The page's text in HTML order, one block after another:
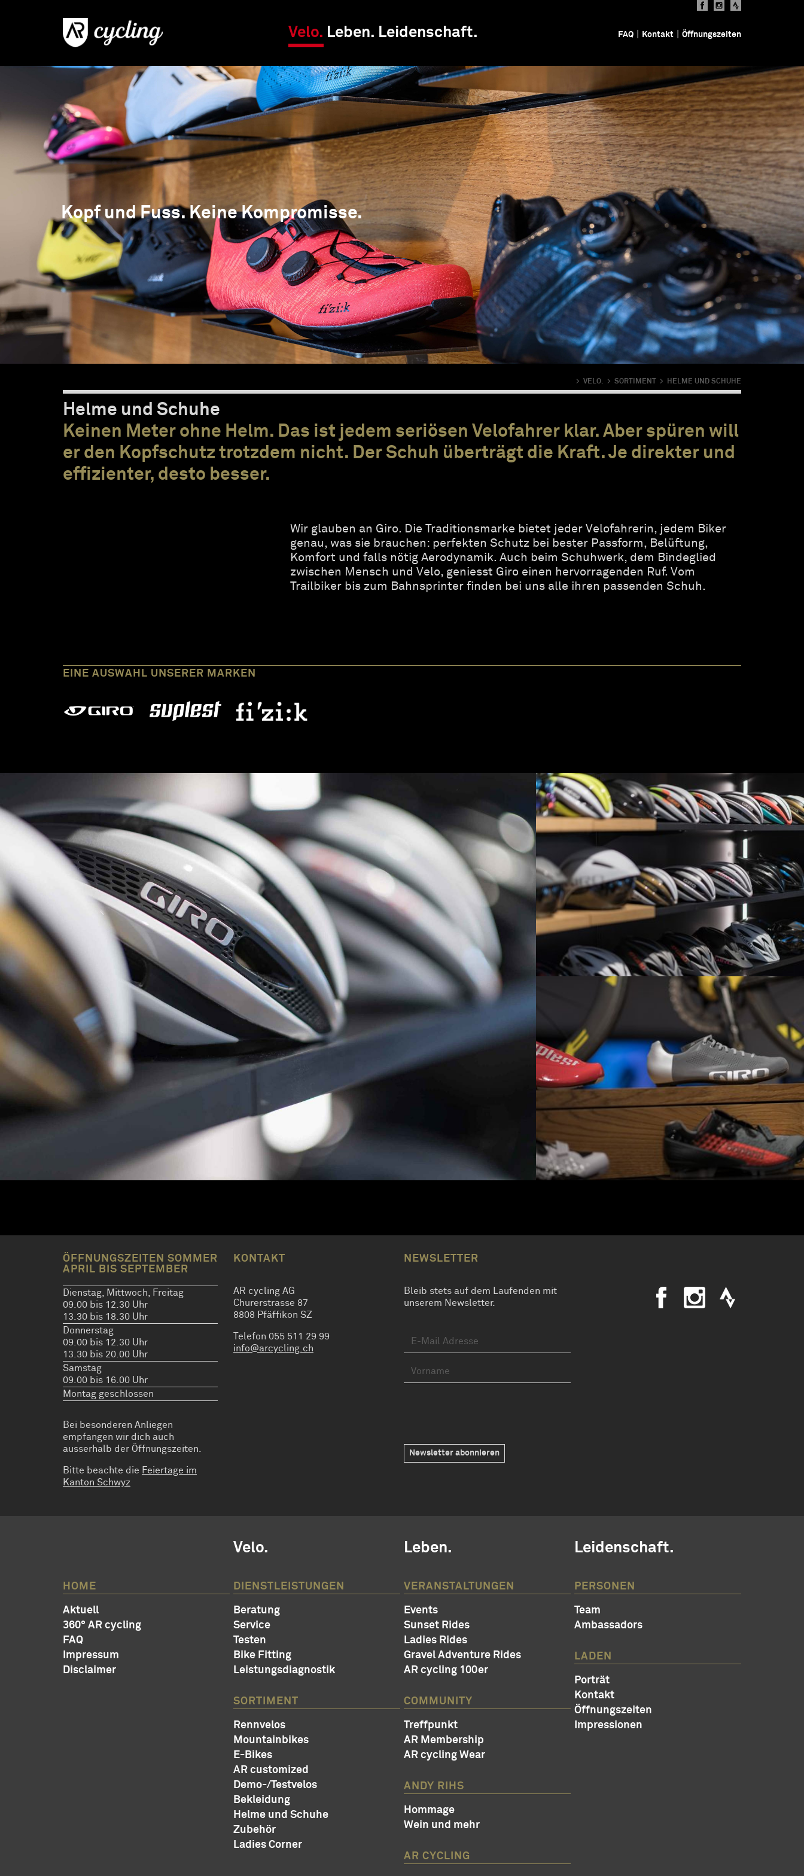
Velo. Leben. Leidenschaft. FAQ Kontakt Öffnungszeiten
Kopf und Fuss. Keine Kompromisse.
> VELO. > SORTIMENT > HELME UND SCHUHE
Helme und Schuhe
Keinen Meter ohne Helm. Das ist jedem seriösen Velofahrer klar. Aber spüren will
er den Kopfschutz trotzdem nicht. Der Schuh überträgt die Kraft. Je direkter und
effizienter, desto besser.
Wir glauben an Giro. Die Traditionsmarke bietet jeder Velofahrerin, jedem Biker
genau, was sie brauchen: perfekten Schutz bei bester Passform, Belüftung,
Komfort und falls nötig Aerodynamik. Auch beim Schuhwerk, dem Bindeglied
zwischen Mensch und Velo, geniesst Giro einen hervorragenden Ruf. Vom
Trailbiker bis zum Bahnsprinter finden bei uns alle ihren passenden Schuh.
EINE AUSWAHL UNSERER MARKEN
ÖFFNUNGSZEITEN SOMMER
APRIL BIS SEPTEMBER
Dienstag, Mittwoch, Freitag
09.00 bis 12.30 Uhr
13.30 bis 18.30 Uhr
Donnerstag
09.00 bis 12.30 Uhr
13.30 bis 20.00 Uhr
Samstag
09.00 bis 16.00 Uhr
Montag geschlossen
Bei besonderen Anliegen
empfangen wir dich auch
ausserhalb der Öffnungszeiten.
Bitte beachte die Feiertage im
Kanton Schwyz
KONTAKT
AR cycling AG
Churerstrasse 87
8808 Pfäffikon SZ
Telefon 055 511 29 99
info@arcycling.ch
NEWSLETTER
Bleib stets auf dem Laufenden mit
unserem Newsletter.
HOME
Aktuell
360° AR cycling
FAQ
Impressum
Disclaimer
Velo.
DIENSTLEISTUNGEN
Beratung
Service
Testen
Bike Fitting
Leistungsdiagnostik
SORTIMENT
Rennvelos
Mountainbikes
E-Bikes
AR customized
Demo-/Testvelos
Bekleidung
Helme und Schuhe
Zubehör
Ladies Corner
Leben.
VERANSTALTUNGEN
Events
Sunset Rides
Ladies Rides
Gravel Adventure Rides
AR cycling 100er
COMMUNITY
Treffpunkt
AR Membership
AR cycling Wear
ANDY RIHS
Hommage
Wein und mehr
AR CYCLING
Leidenschaft.
PERSONEN
Team
Ambassadors
LADEN
Porträt
Kontakt
Öffnungszeiten
Impressionen